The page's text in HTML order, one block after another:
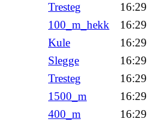
Tresteg
16:29
100_m_hekk
16:29
Kule
16:29
Slegge
16:29
Tresteg
16:29
1500_m
16:29
400_m
16:29